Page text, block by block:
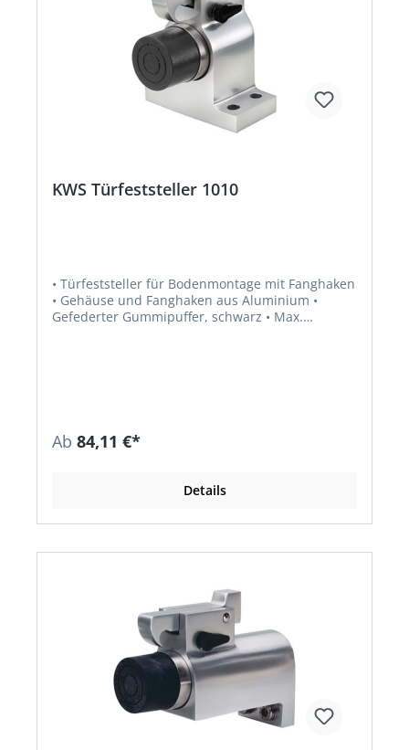
KWS Türfeststeller 1010
• Türfeststeller für Bodenmontage mit Fanghaken
• Gehäuse und Fanghaken aus Aluminium •
Gefederter Gummipuffer, schwarz • Max.
Ab 84,11 €*
Details